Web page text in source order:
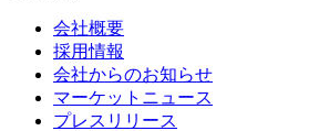
会社概要
採用情報
会社からのお知らせ
マーケットニュース
プレスリリース